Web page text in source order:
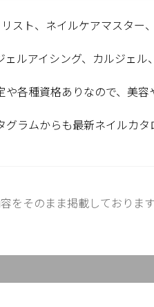
スト、ネイルケアマスター
ルアイシング、カルジェル
各種資格ありなので、美容
ラムからも最新ネイルカ
をそのまま掲載しておりま